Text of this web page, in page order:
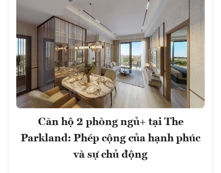
Căn hộ 2 phòng ngủ+ tại The
Parkland: Phép cộng của hạnh phúc
và sự chủ động